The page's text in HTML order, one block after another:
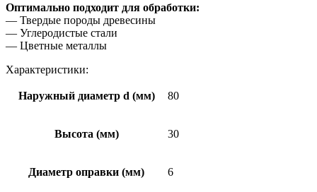
Оптимально подходит для обработки:
— Твердые породы древесины
— Углеродистые стали
— Цветные металлы
Характеристики:
Наружный диаметр d (мм) 80
Высота (мм) 30
Диаметр оправки (мм) 6